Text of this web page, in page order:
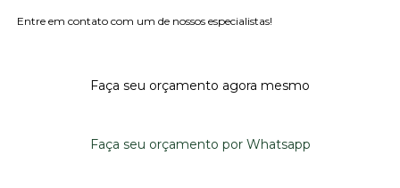
Entre em contato com um de nossos especialistas!
Faça seu orçamento agora mesmo
Faça seu orçamento por Whatsapp